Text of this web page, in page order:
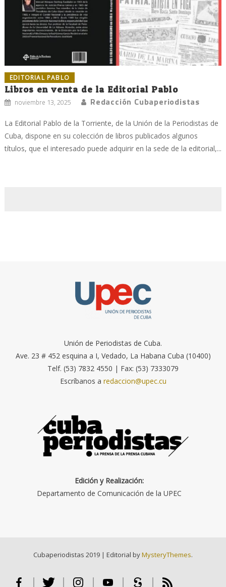
EDITORIAL PABLO
Libros en venta de la Editorial Pablo
noviembre 13, 2025 Redacción Cubaperiodistas
La Editorial Pablo de la Torriente, de la Unión de la Periodistas de
Cuba, dispone en su colección de libros publicados algunos
títulos, que el interesado puede adquirir en la sede de la editorial,...
Unión de Periodistas de Cuba.
Ave. 23 # 452 esquina a I, Vedado, La Habana Cuba (10400)
Telf. (53) 7832 4550 | Fax: (53) 7333079
Escríbanos a redaccion@upec.cu
Edición y Realización:
Departamento de Comunicación de la UPEC
Cubaperiodistas 2019 | Editorial byMysteryThemes.